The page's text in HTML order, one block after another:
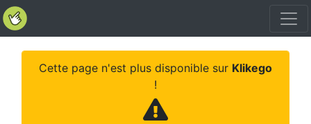
Cette page n'est plus disponible sur Klikego
!